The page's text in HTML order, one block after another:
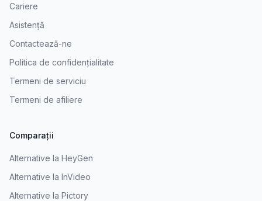
Cariere
Asistență
Contactează-ne
Politica de confidențialitate
Termeni de serviciu
Termeni de afiliere
Comparații
Alternative la HeyGen
Alternative la InVideo
Alternative la Pictory